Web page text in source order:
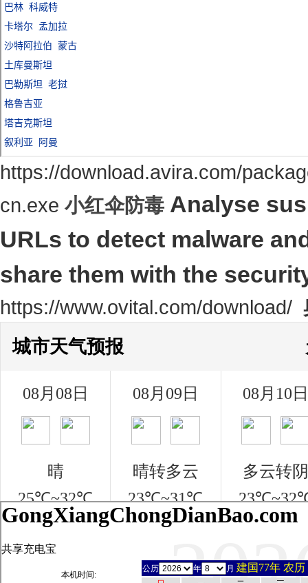
https://download.avira.com/
cn.exe 小红伞防毒 Analyse
URLs to detect malware
share them with the
https://www.ovital.com/download/